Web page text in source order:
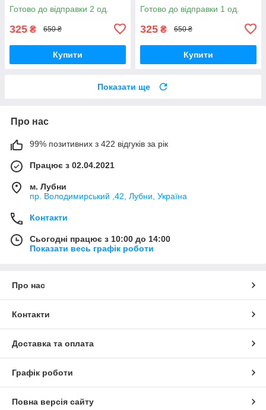
Готово до відправки 2 од.
325 ₴ 650 ₴
Купити
Готово до відправки 1 од.
325 ₴ 650 ₴
Купити
Показати ще
Про нас
99% позитивних з 422 відгуків за рік
Працює з 02.04.2021
м. Лубни
пр. Володимирський ,42, Лубни, Україна
Контакти
Сьогодні працює з 10:00 до 14:00
Показати весь графік роботи
Про нас
Контакти
Доставка та оплата
Графік роботи
Повна версія сайту